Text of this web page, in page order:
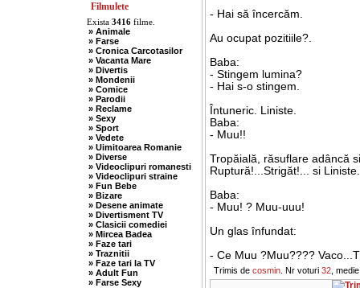
Filmulete
Exista 3416filme.
» Animale
» Farse
» Cronica Carcotasilor
» Vacanta Mare
» Divertis
» Mondenii
» Comice
» Parodii
» Reclame
» Sexy
» Sport
» Vedete
» Uimitoarea Romanie
» Diverse
» Videoclipuri romanesti
» Videoclipuri straine
» Fun Bebe
» Bizare
» Desene animate
» Divertisment TV
» Clasicii comediei
» Mircea Badea
» Faze tari
» Traznitii
» Faze tari la TV
» Adult Fun
» Farse Sexy
- Hai să încercăm.
Au ocupat pozitiile?.
Baba:
- Stingem lumina?
- Hai s-o stingem.
Întuneric. Liniste.
Baba:
- Muu!!
Tropăială, răsuflare adâncă
Ruptură!...Strigăt!... si
Baba:
- Muu! ? Muu-uuu!
Un glas înfundat:
- Ce Muu ?Muu????
Trimis de cosmin. Nr voturi 32,